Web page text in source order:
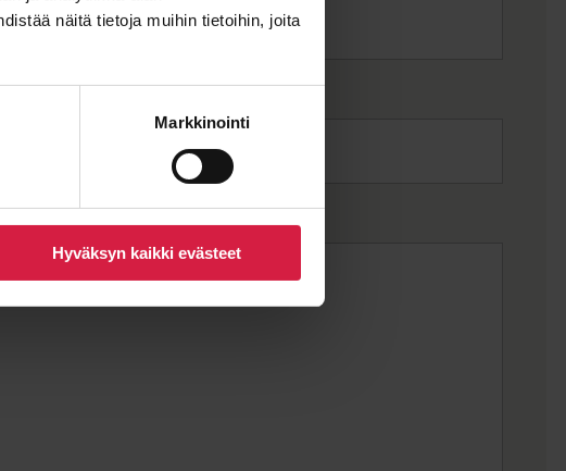
näitä tietoja muihin tietoihin, joita
Markkinointi
Hyväksyn kaikki evästeet